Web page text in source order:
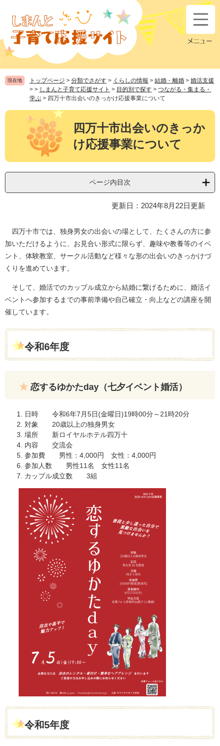
先
頭
す
。
を
飛
し
て
現在地 トップページ > 分類でさがす > くらしの情報 > 結婚・離婚 > 婚活支援
> > しまんと子育て応援サイト > 目的別で探す > つながる・集まる・
学ぶ > 四万十市出会いのきっかけ応援事業について
本
四万十市出会いのきっか
け応援事業について
ページ内目次
更新日：2024年8月22日更新
四万十市では、独身男女の出会いの場として、たくさんの方に参
加いただけるように、お見合い形式に限らず、趣味や教養等のイベ
ント、体験教室、サークル活動など様々な形の出会いのきっかけづ
くりを進めています。
そして、婚活でのカップル成立から結婚に繋げるために、婚活イ
ベントへ参加するまでの事前準備や自己確立・向上などの講座を開
催しています。
令和6年度
恋するゆかたday（七夕イベント婚活）
日時 令和6年7月5日(金曜日)19時00分～21時20分
対象 20歳以上の独身男女
場所 新ロイヤルホテル四万十
内容 交流会
参加費 男性：4,000円 女性：4,000円
参加人数 男性11名 女性11名
カップル成立数 3組​
令和5年度